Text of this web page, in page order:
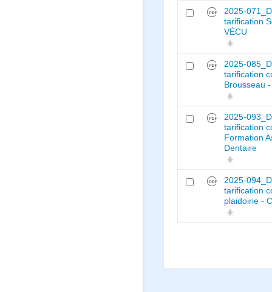
2025-
tarification
VÉCU
2025-
tarification
Brousseau
2025-
tarification
Formation
Dentaire
2025-
tarification
plaidoirie -